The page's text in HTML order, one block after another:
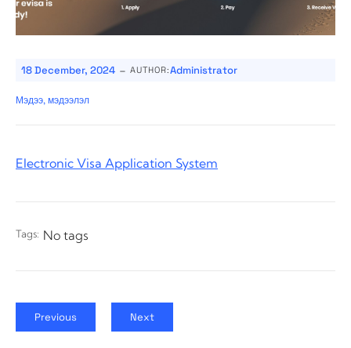
18 December, 2024 - AUTHOR:Administrator
Мэдээ, мэдээлэл
Electronic Visa Application System
Tags: No tags
Previous Next